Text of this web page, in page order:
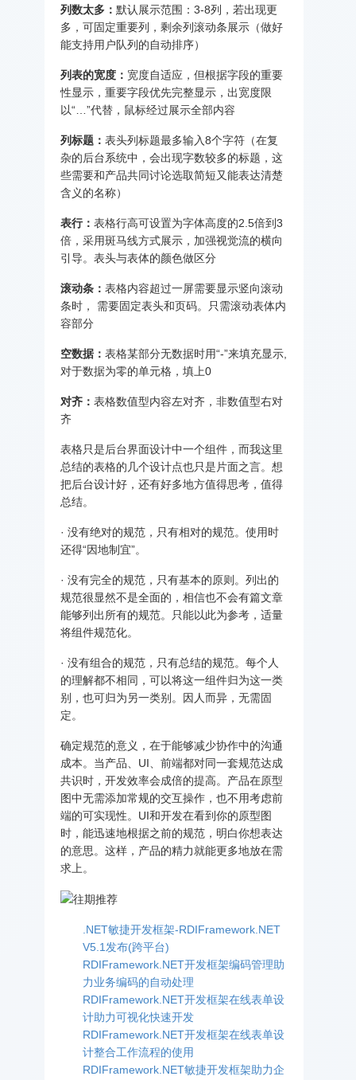
列数太多：默认展示范围：3-8列，若出现更
多，可固定重要列，剩余列滚动条展示（做好
能支持用户队列的自动排序）
列表的宽度： 宽度自适应，但根据字段的重要
性显示，重要字段优先完整显示，出宽度限
以“…”代替，鼠标经过展示全部内容
列标题：表头列标题最多输入8个字符（在复
杂的后台系统中，会出现字数较多的标题，这
些需要和产品共同讨论选取简短又能表达清楚
含义的名称）
表行：表格行高可设置为字体高度的2.5倍到3
倍，采用斑马线方式展示，加强视觉流的横向
引导。表头与表体的颜色做区分
滚动条：表格内容超过一屏需要显示竖向滚动
条时， 需要固定表头和页码。只需滚动表体内
容部分
空数据：表格某部分无数据时用“-”来填充显示,
对于数据为零的单元格，填上0
对齐：表格数值型内容左对齐，非数值型右对
齐
表格只是后台界面设计中一个组件，而我这里
总结的表格的几个设计点也只是片面之言。想
把后台设计好，还有好多地方值得思考，值得
总结。
· 没有绝对的规范，只有相对的规范。使用时
还得“因地制宜”。
· 没有完全的规范，只有基本的原则。列出的
规范很显然不是全面的，相信也不会有篇文章
能够列出所有的规范。只能以此为参考，适量
将组件规范化。
· 没有组合的规范，只有总结的规范。每个人
的理解都不相同，可以将这一组件归为这一类
别，也可归为另一类别。因人而异，无需固
定。
确定规范的意义，在于能够减少协作中的沟通
成本。当产品、UI、前端都对同一套规范达成
共识时，开发效率会成倍的提高。产品在原型
图中无需添加常规的交互操作，也不用考虑前
端的可实现性。UI和开发在看到你的原型图
时，能迅速地根据之前的规范，明白你想表达
的意思。这样，产品的精力就能更多地放在需
求上。
.NET敏捷开发框架-RDIFramework.NET
V5.1发布(跨平台)
RDIFramework.NET开发框架编码管理助
力业务编码的自动处理
RDIFramework.NET开发框架在线表单设
计助力可视化快速开发
RDIFramework.NET开发框架在线表单设
计整合工作流程的使用
RDIFramework.NET敏捷开发框架助力企